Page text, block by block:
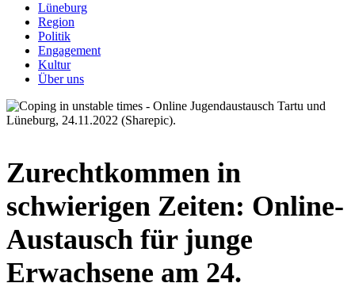
Lüneburg
Region
Politik
Engagement
Kultur
Über uns
Zurechtkommen in
schwierigen Zeiten: Online-
Austausch für junge
Erwachsene am 24.